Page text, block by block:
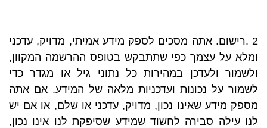
2 .רישום. אתה מסכים לספק מידע אמיתי, מדויק, עדכני
ומלא על עצמך כפי שתתבקש בטופס ההרשמה המקוון,
ולשמור ולעדכן במהירות כל נתוני גיל או מגדר כדי
לשמור על נכונות ועדכניות מלאה של המידע. אם אתה
מספק מידע שאינו נכון, מדויק, עדכני או שלם, או אם יש
לנו עילה סבירה לחשוד שמידע שסיפקת לנו אינו נכון,